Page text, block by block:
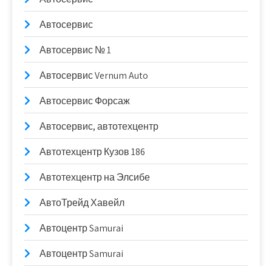
Автосервис
Автосервис № 1
Автосервис Vernum Auto
Автосервис Форсаж
Автосервис, автотехцентр
Автотехцентр Кузов 186
Автотехцентр на Элсибе
АвтоТрейд Хавейл
Автоцентр Samurai
Автоцентр Samurai